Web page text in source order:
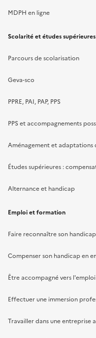
MDPH en ligne
Scolarité et études supérieures
Parcours de scolarisation
Geva-sco
PPRE, PAI, PAP, PPS
PPS et accompagnements
Aménagement et adaptations
Études supérieures :
Alternance et handicap
Emploi et formation
Faire reconnaître son handicap
Compenser son handicap en
Être accompagné vers l'emploi
Effectuer une immersion
Travailler dans une entreprise